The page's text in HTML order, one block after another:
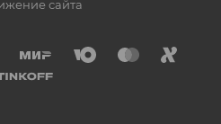
сайта